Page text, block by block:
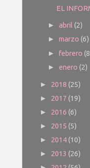
EL
►abril(2)
►marzo(6)
►febrero
►enero(2)
► 2018 (25)
► 2017 (19)
► 2016 (6)
► 2015 (5)
► 2014(10)
► 2013 (26)